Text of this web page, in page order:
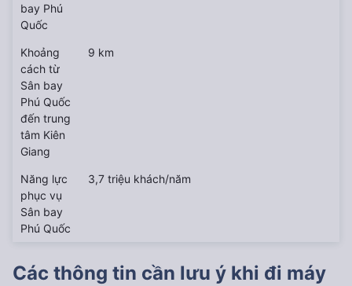
bay Phú
Quốc
Khoảng
cách từ
Sân bay
Phú Quốc
đến trung
tâm Kiên
Giang
9 km
Năng lực
phục vụ
Sân bay
Phú Quốc
3,7 triệu khách/năm
Các thông tin cần lưu ý khi đi máy